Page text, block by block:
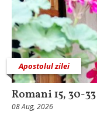
Apostolul zilei
Romani 15, 30-33
08 Aug, 2026